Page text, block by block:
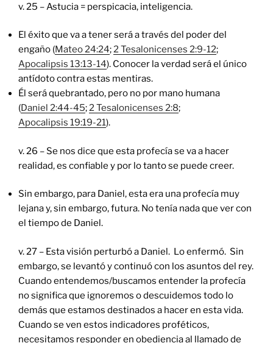
v. 25 – Astucia = perspicacia, inteligencia.
El éxito que va a tener será a través del poder del
engaño (Mateo 24:24;2 Tesalonicenses 2:9-12;
Apocalipsis 13:13-14). Conocer la verdad será el único
antídoto contra estas mentiras.
Él será quebrantado, pero no por mano humana
(Daniel 2:44-45;2 Tesalonicenses 2:8;
Apocalipsis 19:19-21).
v. 26 – Se nos dice que esta profecía se va a hacer
realidad, es confiable y por lo tanto se puede creer.
Sin embargo, para Daniel, esta era una profecía muy
lejana y, sin embargo, futura. No tenía nada que ver con
el tiempo de Daniel.
v. 27 – Esta visión perturbó a Daniel. Lo enfermó. Sin
embargo, se levantó y continuó con los asuntos del rey.
Cuando entendemos/buscamos entender la profecía
no significa que ignoremos o descuidemos todo lo
demás que estamos destinados a hacer en esta vida.
Cuando se ven estos indicadores proféticos,
necesitamos responder en obediencia al llamado de